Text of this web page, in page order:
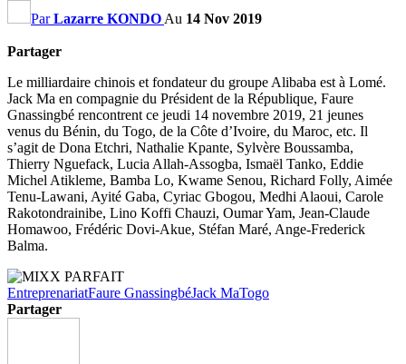
ParLazarre KONDO Au 14 Nov 2019
Partager
Le milliardaire chinois et fondateur du groupe Alibaba est à Lomé.
Jack Ma en compagnie du Président de la République, Faure
Gnassingbé rencontrent ce jeudi 14 novembre 2019, 21 jeunes
venus du Bénin, du Togo, de la Côte d’Ivoire, du Maroc, etc. Il
s’agit de Dona Etchri, Nathalie Kpante, Sylvère Boussamba,
Thierry Nguefack, Lucia Allah-Assogba, Ismaël Tanko, Eddie
Michel Atikleme, Bamba Lo, Kwame Senou, Richard Folly, Aimée
Tenu-Lawani, Ayité Gaba, Cyriac Gbogou, Medhi Alaoui, Carole
Rakotondrainibe, Lino Koffi Chauzi, Oumar Yam, Jean-Claude
Homawoo, Frédéric Dovi-Akue, Stéfan Maré, Ange-Frederick
Balma.
EntreprenariatFaure GnassingbéJack MaTogo
Partager